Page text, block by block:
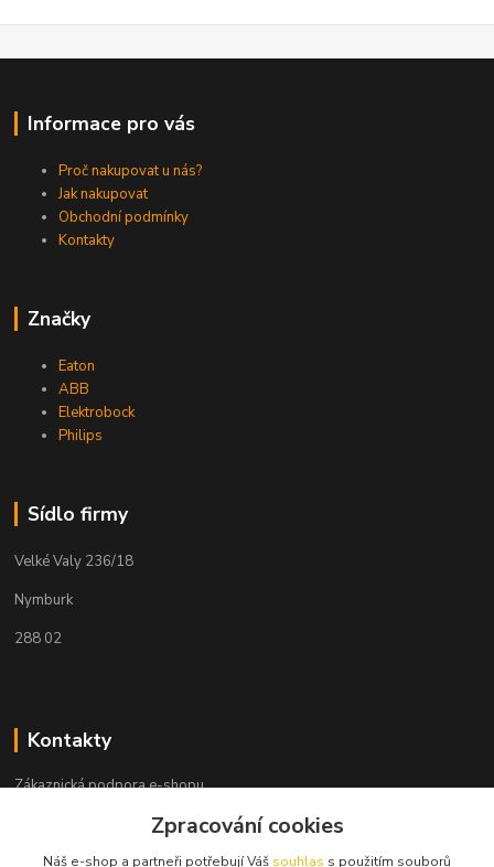
Informace pro vás
Proč nakupovat u nás?
Jak nakupovat
Obchodní podmínky
Kontakty
Značky
Eaton
ABB
Elektrobock
Philips
Sídlo firmy
Velké Valy 236/18
Nymburk
288 02
Kontakty
Zákaznická podpora e-shopu
Zpracování cookies
Náš e-shop a partneři potřebují Váš souhlas s použitím souborů